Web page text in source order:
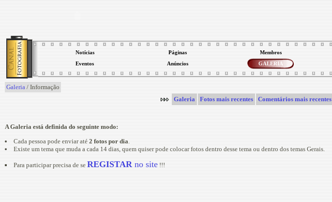
Notícias Páginas Membros
Eventos Anúncios GALERIA
Galeria / Informação
Galeria
Fotos mais recentes Comentários mais recentes
A Galeria está definida do seguinte modo:
Cada pessoa pode enviar até2 fotos por dia
Existe um tema que muda a cada 14 dias, quem quiser pode colocar fotos dentro desse tema ou dentro dos temas Gerais.
Para participar precisa de se REGISTAR no site !!!